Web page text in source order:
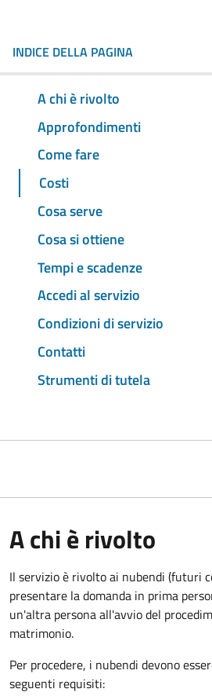
INDICE DELLA PAGINA
A chi è rivolto
Approfondimenti
Come fare
Costi
Cosa serve
Cosa si ottiene
Tempi e scadenze
Accedi al servizio
Condizioni di servizio
Contatti
Strumenti di tutela
A chi è rivolto
Il servizio è rivolto ai nubendi (futuri
presentare la domanda in prima
un'altra persona all'avvio del
matrimonio.
Per procedere, i nubendi devono
seguenti requisiti: